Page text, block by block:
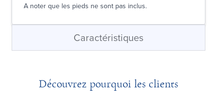
A noter que les pieds ne sont pas inclus.
Caractéristiques
Découvrez pourquoi les clients